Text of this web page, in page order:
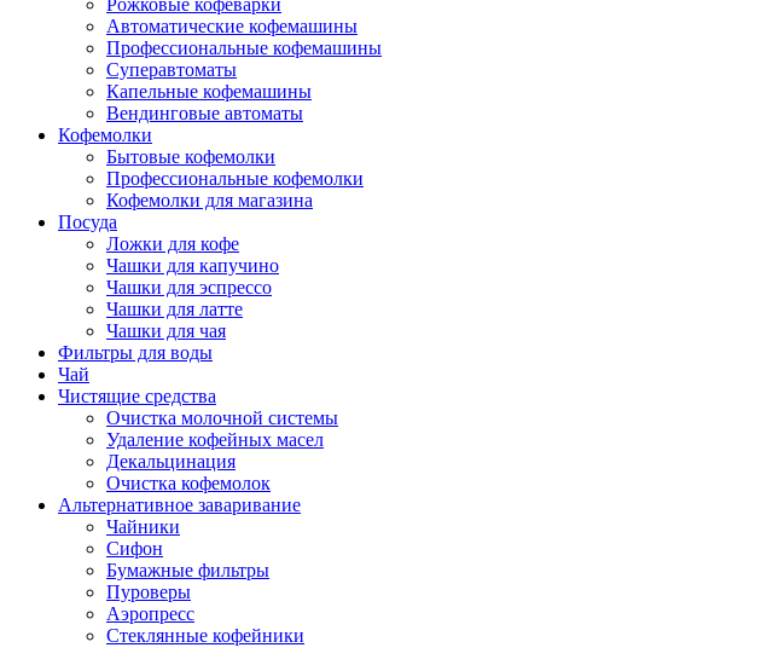
Рожковые кофеварки
Автоматические кофемашины
Профессиональные кофемашины
Суперавтоматы
Капельные кофемашины
Вендинговые автоматы
Кофемолки
Бытовые кофемолки
Профессиональные кофемолки
Кофемолки для магазина
Посуда
Ложки для кофе
Чашки для капучино
Чашки для эспрессо
Чашки для латте
Чашки для чая
Фильтры для воды
Чай
Чистящие средства
Очистка молочной системы
Удаление кофейных масел
Декальцинация
Очистка кофемолок
Альтернативное заваривание
Чайники
Сифон
Бумажные фильтры
Пуроверы
Аэропресс
Стеклянные кофейники